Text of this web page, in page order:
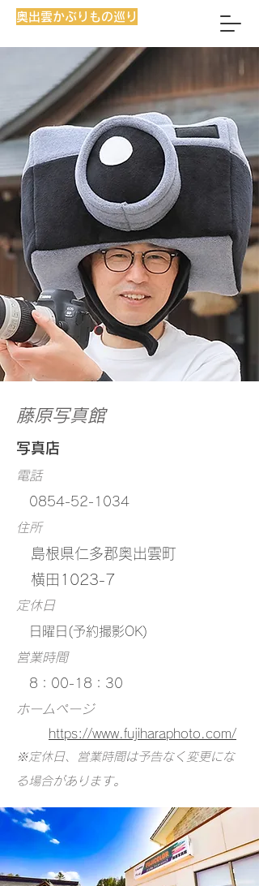
奥出雲かぶりもの巡り
藤原写真館
写真店
電話
0854-52-1034
住所
島根県仁多郡奥出雲町
横田1023-7
定休日
日曜日(予約撮影OK)
営業時間
8：00-18：30
ホームページ
https://www.fujiharaphoto.com/
​※定休日、営業時間は予告なく変更にな
る場合があります。